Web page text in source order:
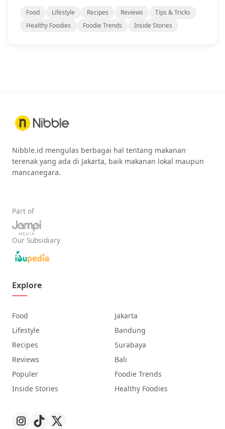
Food Lifestyle Recipes Reviews
Tips & Tricks
Healthy Foodies
Foodie Trends Inside Stories
Nibble.id mengulas berbagai hal tentang makanan
terenak yang ada di Jakarta, baik makanan lokal maupun
mancanegara.
Part of
Our Subsidiary
Explore
Food
Lifestyle
Recipes
Reviews
Populer
Inside Stories
Jakarta
Bandung
Surabaya
Bali
Foodie Trends
Healthy Foodies